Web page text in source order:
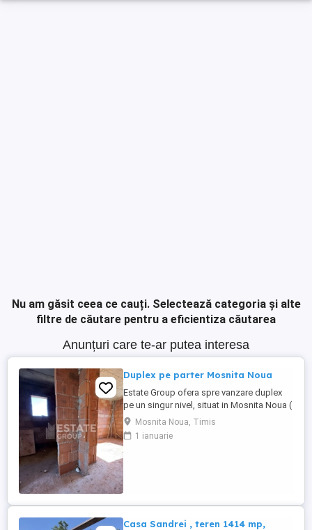
Nu am găsit ceea ce cauți. Selectează categoria și alte
filtre de căutare pentru a eficientiza căutarea
Anunțuri care te-ar putea interesa
Duplex pe parter Mosnita Noua
Estate Group ofera spre vanzare duplex
pe un singur nivel, situat in Mosnita Noua (
cu acces si de pe Calea Urseni ), avand 3
camere, cu suprafata utila de 70 mp utili si
teren de 311 mp, compartimentat astfel: -
Mosnita Noua, Timis
1 ianuarie
Casa Sandrei , teren 1414 mp,